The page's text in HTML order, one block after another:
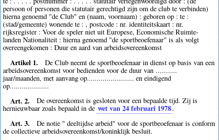
persoon of personen die statutair gerechtigd zijn om de club te verbinden)
hierna genoemd "de Club" en (naam, voornaam) : geboren op : te :
(stad/gemeente) wonende te : , postcode : nr. identiteitskaart : nr.
rijksregister : Voor de speler niet uit Europese, Economische Ruimte-
landen Nationaliteit : hierna genoemd "de sportbeoefenaar" is als volgt
overeengekomen : Duur en aard van arbeidsovereenkomst
Artikel 1.
De Club neemt de sportbeoefenaar in dienst op basis van een
arbeidsovereenkomst voor bedienden voor de duur van ...........
jaar/maanden, met aanvang op........................ en eindigend
op....................
Art. 2.
De overeenkomst is gesloten voor een bepaalde tijd. Zij is
hernieuwbaar zoals bepaald in de wet van 24 februari 1978.
Art. 3.
De notie " deeltijdse arbeid" voor de sportbeoefenaar is conform
de collectieve arbeidsovereenkomst/koninklijk besluit.